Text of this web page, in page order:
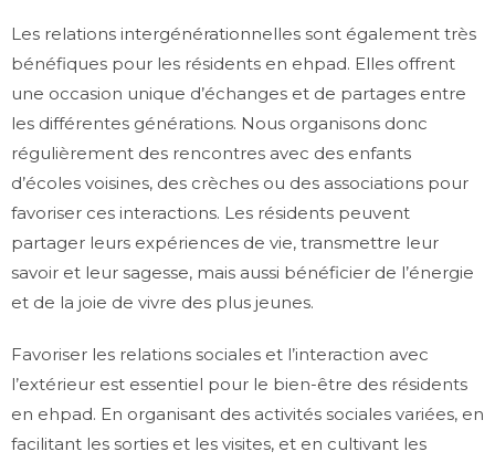
Les relations intergénérationnelles sont également très
bénéfiques pour les résidents en ehpad. Elles offrent
une occasion unique d’échanges et de partages entre
les différentes générations. Nous organisons donc
régulièrement des rencontres avec des enfants
d’écoles voisines, des crèches ou des associations pour
favoriser ces interactions. Les résidents peuvent
partager leurs expériences de vie, transmettre leur
savoir et leur sagesse, mais aussi bénéficier de l’énergie
et de la joie de vivre des plus jeunes.
Favoriser les relations sociales et l’interaction avec
l’extérieur est essentiel pour le bien-être des résidents
en ehpad. En organisant des activités sociales variées, en
facilitant les sorties et les visites, et en cultivant les